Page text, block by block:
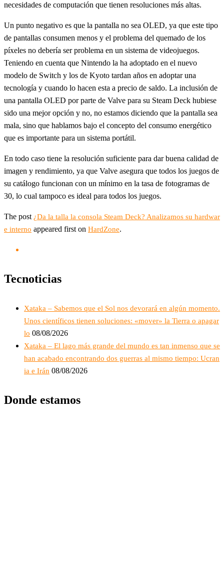
necesidades de computación que tienen resoluciones más altas.
Un punto negativo es que la pantalla no sea OLED, ya que este tipo
de pantallas consumen menos y el problema del quemado de los
píxeles no debería ser problema en un sistema de videojuegos.
Teniendo en cuenta que Nintendo la ha adoptado en el nuevo
modelo de Switch y los de Kyoto tardan años en adoptar una
tecnología y cuando lo hacen esta a precio de saldo. La inclusión de
una pantalla OLED por parte de Valve para su Steam Deck hubiese
sido una mejor opción y no, no estamos diciendo que la pantalla sea
mala, sino que hablamos bajo el concepto del consumo energético
que es importante para un sistema portátil.
En todo caso tiene la resolución suficiente para dar buena calidad de
imagen y rendimiento, ya que Valve asegura que todos los juegos de
su catálogo funcionan con un mínimo en la tasa de fotogramas de
30, lo cual tampoco es ideal para todos los juegos.
The post¿Da la talla la consola Steam Deck? Analizamos su hardwar
e interno appeared first on HardZone.
Tecnoticias
Xataka – Sabemos que el Sol nos devorará en algún momento.
Unos científicos tienen soluciones: «mover» la Tierra o apagar
lo 08/08/2026
Xataka – El lago más grande del mundo es tan inmenso que se
han acabado encontrando dos guerras al mismo tiempo: Ucran
ia e Irán 08/08/2026
Donde estamos